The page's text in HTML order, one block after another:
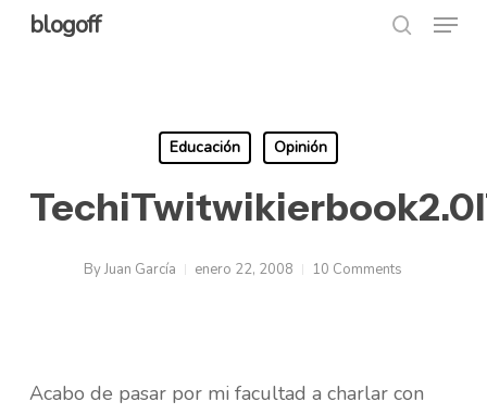
Skipblogoff Menu
Educación Opinión
ByJuan García enero 22, 2008 10 Comments
Acabo de pasar por mi facultad a charlar con